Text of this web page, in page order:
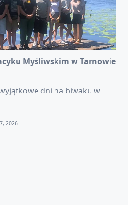
Myśliwskim w Tarnowie
dni na biwaku w
2026